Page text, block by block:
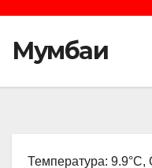
Мумбаи
Температура: